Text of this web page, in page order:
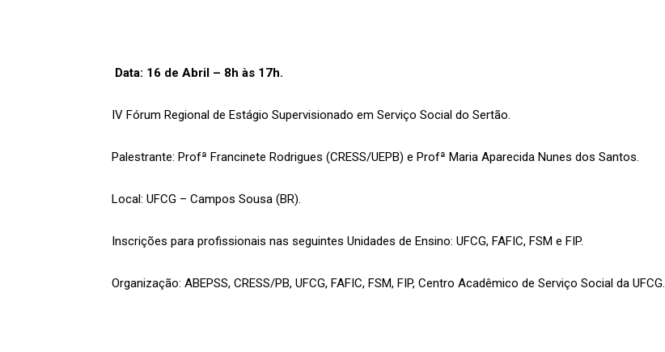
Data: 16 de Abril – 8h às 17h.
IV Fórum Regional de Estágio Supervisionado em Serviço Social do Sertão.
Palestrante: Profª Francinete Rodrigues (CRESS/UEPB) e Profª Maria Aparecida Nunes dos Santos.
Local: UFCG – Campos Sousa (BR).
Inscrições para profissionais nas seguintes Unidades de Ensino: UFCG, FAFIC, FSM e FIP.
Organização: ABEPSS, CRESS/PB, UFCG, FAFIC, FSM, FIP, Centro Acadêmico de Serviço Social da UFCG.